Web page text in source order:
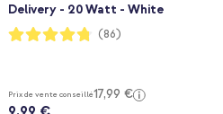
Delivery - 20 Watt - White
Notation:
95%
(86)
Prix de vente conseillé17,99 €